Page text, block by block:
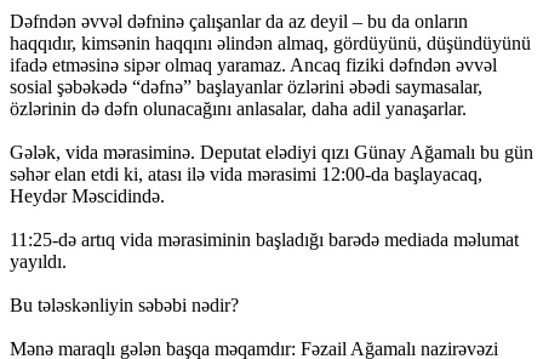
Dəfndən əvvəl dəfninə çalışanlar da az deyil – bu da onların
haqqıdır, kimsənin haqqını əlindən almaq, gördüyünü, düşündüyünü
ifadə etməsinə sipər olmaq yaramaz. Ancaq fiziki dəfndən əvvəl
sosial şəbəkədə “dəfnə” başlayanlar özlərini əbədi saymasalar,
özlərinin də dəfn olunacağını anlasalar, daha adil yanaşarlar.
Gələk, vida mərasiminə. Deputat elədiyi qızı Günay Ağamalı bu gün
səhər elan etdi ki, atası ilə vida mərasimi 12:00-da başlayacaq,
Heydər Məscidində.
11:25-də artıq vida mərasiminin başladığı barədə mediada məlumat
yayıldı.
Bu tələskənliyin səbəbi nədir?
Mənə maraqlı gələn başqa məqamdır: Fəzail Ağamalı nazirəvəzi